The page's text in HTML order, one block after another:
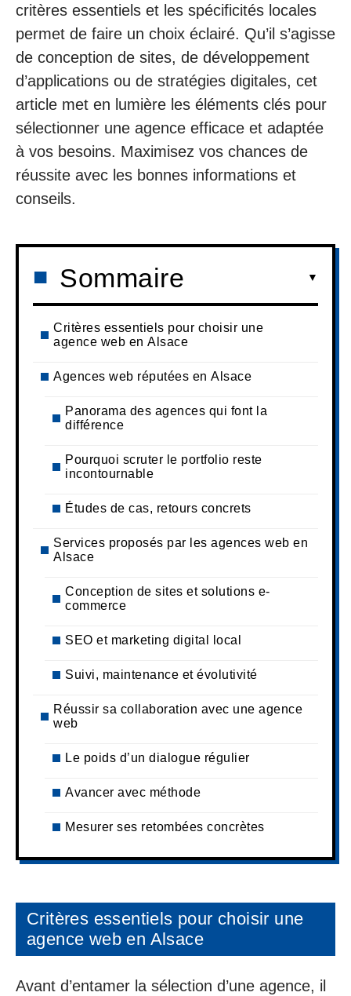
critères essentiels et les spécificités locales
permet de faire un choix éclairé. Qu’il s’agisse
de conception de sites, de développement
d’applications ou de stratégies digitales, cet
article met en lumière les éléments clés pour
sélectionner une agence efficace et adaptée
à vos besoins. Maximisez vos chances de
réussite avec les bonnes informations et
conseils.
Sommaire
Critères essentiels pour choisir une
agence web en Alsace
Agences web réputées en Alsace
Panorama des agences qui font la
différence
Pourquoi scruter le portfolio reste
incontournable
Études de cas, retours concrets
Services proposés par les agences web en
Alsace
Conception de sites et solutions e-
commerce
SEO et marketing digital local
Suivi, maintenance et évolutivité
Réussir sa collaboration avec une agence
web
Le poids d’un dialogue régulier
Avancer avec méthode
Mesurer ses retombées concrètes
Critères essentiels pour choisir une
agence web en Alsace
Avant d’entamer la sélection d’une agence, il